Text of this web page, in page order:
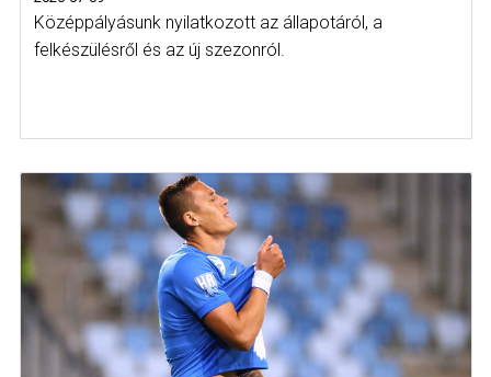
Középpályásunk nyilatkozott az állapotáról, a
felkészülésről és az új szezonról.